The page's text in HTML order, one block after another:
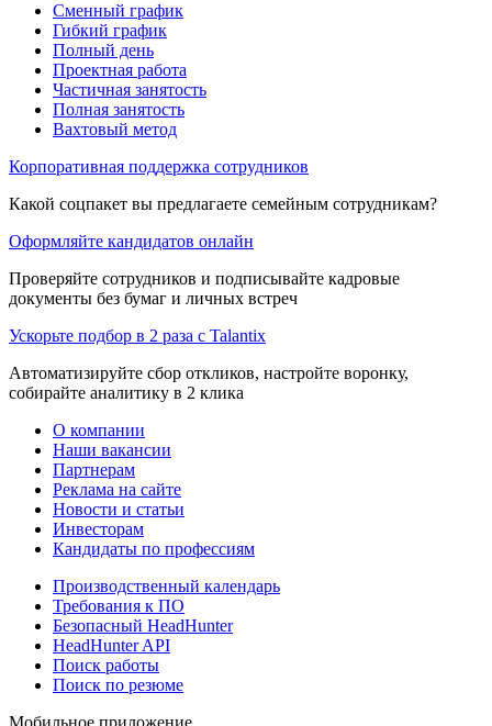
Сменный график
Гибкий график
Полный день
Проектная работа
Частичная занятость
Полная занятость
Вахтовый метод
Корпоративная поддержка сотрудников
Какой соцпакет вы предлагаете семейным сотрудникам?
Оформляйте кандидатов онлайн
Проверяйте сотрудников и подписывайте кадровые
документы без бумаг и личных встреч
Ускорьте подбор в 2 раза с Talantix
Автоматизируйте сбор откликов, настройте воронку,
собирайте аналитику в 2 клика
О компании
Наши вакансии
Партнерам
Реклама на сайте
Новости и статьи
Инвесторам
Кандидаты по профессиям
Производственный календарь
Требования к ПО
Безопасный HeadHunter
HeadHunter API
Поиск работы
Поиск по резюме